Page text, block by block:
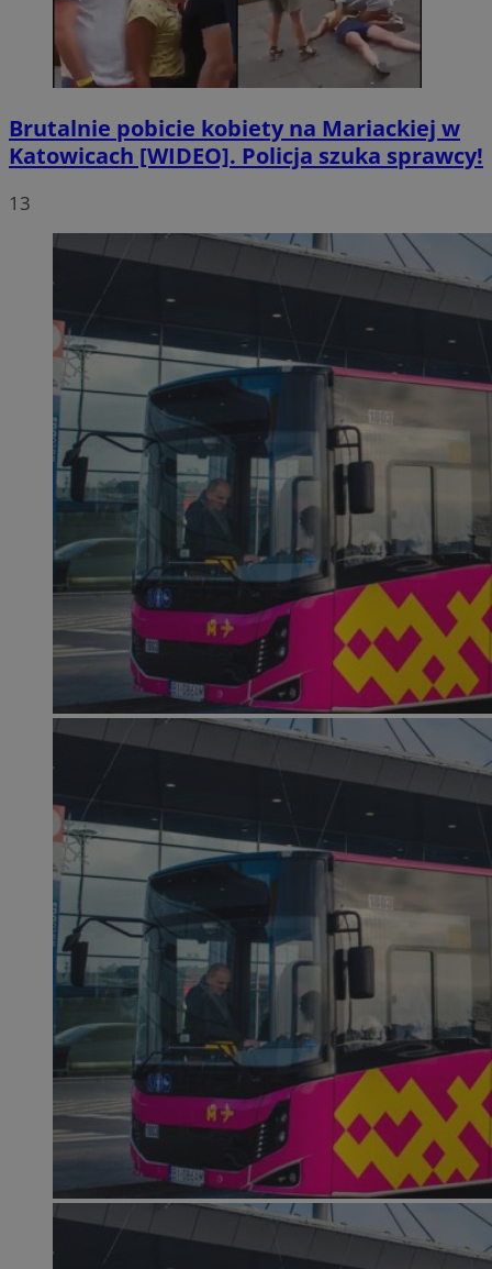
Brutalnie pobicie kobiety na Mariackiej w
Katowicach [WIDEO]. Policja szuka sprawcy!
13